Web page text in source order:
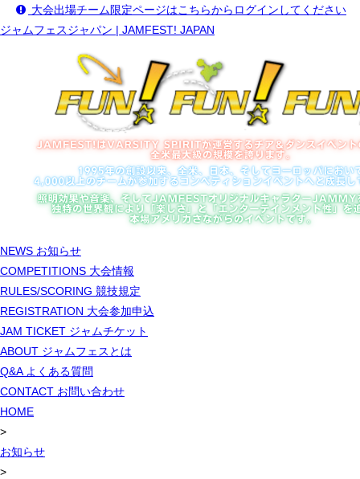
大会出場チーム限定ページはこちらからログインしてください
ジャムフェスジャパン | JAMFEST! JAPAN
NEWS お知らせ
COMPETITIONS 大会情報
RULES/SCORING 競技規定
REGISTRATION 大会参加申込
JAM TICKET ジャムチケット
ABOUT ジャムフェスとは
Q&A よくある質問
CONTACT お問い合わせ
HOME
>
お知らせ
>